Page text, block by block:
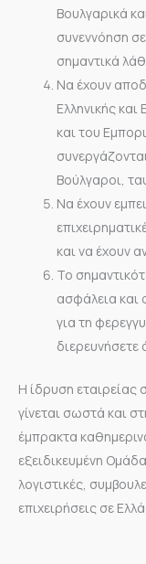
Βουλγαρικά
συνεννόηση
σημαντικά
Να έχουν
Ελληνικής
και του
Βούλγαροι,
Να έχουν
και να έχουν
Το
ασφάλεια και
για τη
διερευνήσετε
Η ίδρυση εταιρείας
γίνεται σωστά και
έμπρακτα
εξειδικευμένη
λογιστικές,
επιχειρήσεις σε